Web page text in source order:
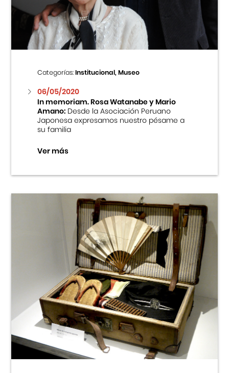
Centro Cultural Peruano Japonés
Cursos
Museo de la Inmigración Japonesa
Fondo Editorial
Teatro Peruano Japonés
Categorías:Institucional, Museo
06/05/2020
In memoriam. Rosa Watanabe y Mario
Amano:Desde la Asociación Peruano
Japonesa expresamos nuestro pésame a
su familia
Ver más